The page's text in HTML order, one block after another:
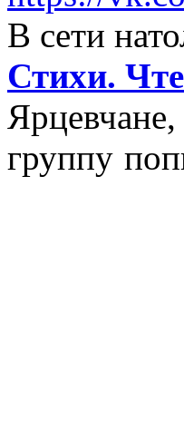
В сети
Стихи.
группу